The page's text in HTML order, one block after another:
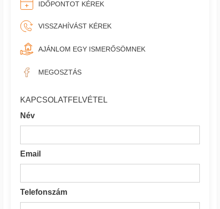
IDŐPONTOT KÉREK
VISSZAHÍVÁST KÉREK
AJÁNLOM EGY ISMERŐSÖMNEK
MEGOSZTÁS
KAPCSOLATFELVÉTEL
Név
Email
Telefonszám